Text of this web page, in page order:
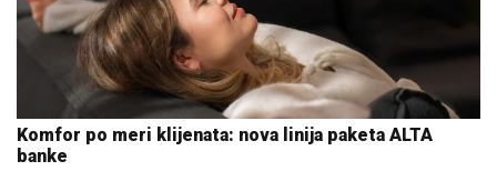
Komfor po meri klijenata: nova linija paketa ALTA
banke